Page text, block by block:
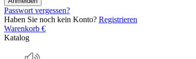
Passwort vergessen?
Haben Sie noch kein Konto? Registrieren
Warenkorb €
Katalog